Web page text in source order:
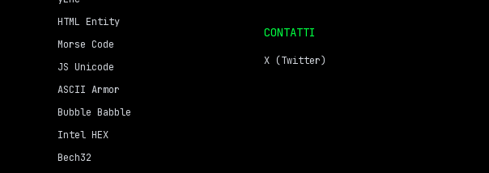
HTML Entity
Morse Code
JS Unicode
ASCII Armor
Bubble Babble
Intel HEX
Bech32
CONTATTI
X (Twitter)